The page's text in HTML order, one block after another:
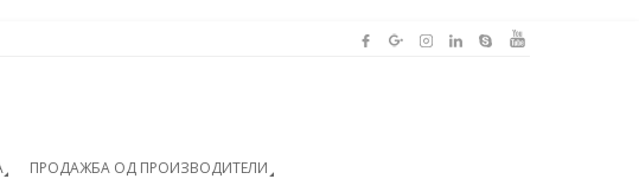
ПРОДАЖБА ОД ПРОИЗВОДИТЕЛИ